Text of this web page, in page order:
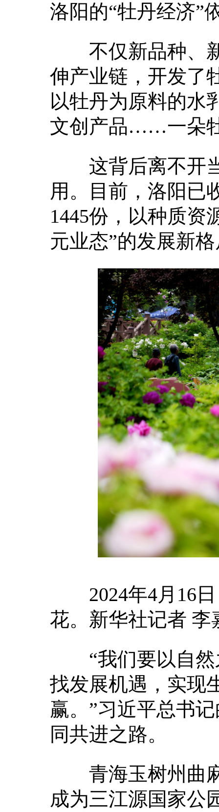
洛阳的“牡丹经济”
不仅新品种、新
伸产业链，开发了
以牡丹为原料的水
文创产品……一朵
这背后离不开当
用。目前，洛阳已
1445份，以种质资
元业态”的发展新
2024年4月16日
花。新华社记者 李
“我们要以自然
找发展机遇，实现
赢。”习近平总书
同共进之路。
青海玉树州曲麻
成为三江源国家公